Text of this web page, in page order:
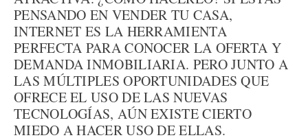
PENSANDO EN VENDER TU CASA,
INTERNET ES LA HERRAMIENTA
PERFECTA PARA CONOCER LA OFERTA Y
DEMANDA INMOBILIARIA. PERO JUNTO A
LAS MÚLTIPLES OPORTUNIDADES QUE
OFRECE EL USO DE LAS NUEVAS
TECNOLOGÍAS, AÚN EXISTE CIERTO
MIEDO A HACER USO DE ELLAS.